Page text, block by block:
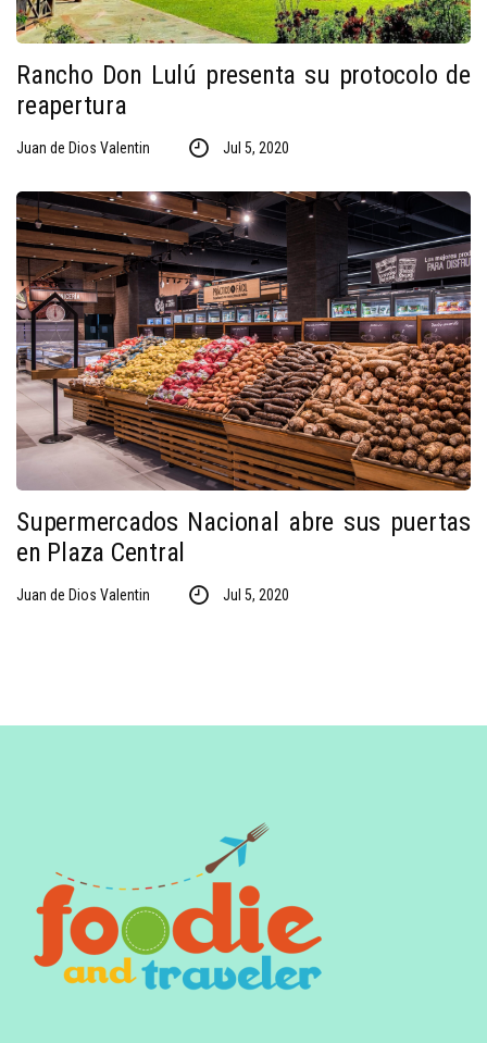
Rancho Don Lulú presenta su protocolo de
reapertura
Juan de Dios Valentin Jul 5, 2020
Supermercados Nacional abre sus puertas
en Plaza Central
Juan de Dios Valentin Jul 5, 2020